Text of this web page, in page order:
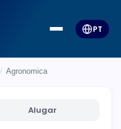
PT
Agronomica
Alugar